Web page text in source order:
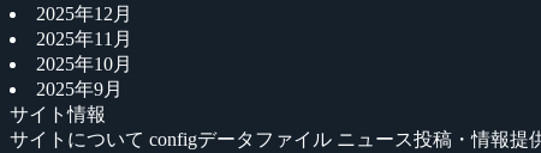
2025年12月
2025年11月
2025年10月
2025年9月
サイト情報
サイトについて configデータファイル ニュース投稿・情報提